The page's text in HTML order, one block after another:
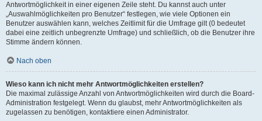
Antwortmöglichkeit in einer eigenen Zeile steht. Du kannst auch unter
„Auswahlmöglichkeiten pro Benutzer“ festlegen, wie viele Optionen ein
Benutzer auswählen kann, welches Zeitlimit für die Umfrage gilt (0 bedeutet
dabei eine zeitlich unbegrenzte Umfrage) und schließlich, ob die Benutzer ihre
Stimme ändern können.
Nach oben
Wieso kann ich nicht mehr Antwortmöglichkeiten erstellen?
Die maximal zulässige Anzahl von Antwortmöglichkeiten wird durch die Board-
Administration festgelegt. Wenn du glaubst, mehr Antwortmöglichkeiten als
zugelassen zu benötigen, kontaktiere einen Administrator.